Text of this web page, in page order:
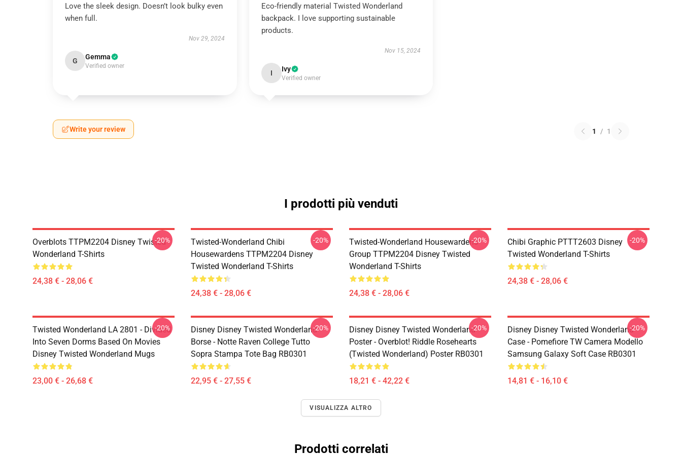
Love the sleek design. Doesn’t look bulky even
when full.
Nov 29, 2024
G Gemma
Verified owner
Eco-friendly material Twisted Wonderland
backpack. I love supporting sustainable
products.
Nov 15, 2024
I Ivy
Verified owner
Write your review 1 / 1
I prodotti più venduti
Overblots TTPM2204 Disney Twisted
Wonderland T-Shirts
24,38 € - 28,06 €
-20%
Twisted-Wonderland Chibi
Housewardens TTPM2204 Disney
Twisted Wonderland T-Shirts
24,38 € - 28,06 €
-20%
Twisted-Wonderland Housewardens
Group TTPM2204 Disney Twisted
Wonderland T-Shirts
24,38 € - 28,06 €
-20%
Chibi Graphic PTTT2603 Disney
Twisted Wonderland T-Shirts
24,38 € - 28,06 €
-20%
Twisted Wonderland LA 2801 - Divided
Into Seven Dorms Based On Movies
Disney Twisted Wonderland Mugs
23,00 € - 26,68 €
-20%
Disney Disney Twisted Wonderland
Borse - Notte Raven College Tutto
Sopra Stampa Tote Bag RB0301
22,95 € - 27,55 €
-20%
Disney Disney Twisted Wonderland
Poster - Overblot! Riddle Rosehearts
(Twisted Wonderland) Poster RB0301
18,21 € - 42,22 €
-20%
Disney Disney Twisted Wonderland
Case - Pomefiore TW Camera Modello
Samsung Galaxy Soft Case RB0301
14,81 € - 16,10 €
-20%
VISUALIZZA ALTRO
Prodotti correlati